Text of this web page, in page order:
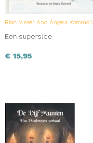
Rian Visser And Angela Kommoß
Een superslee
€ 15,95